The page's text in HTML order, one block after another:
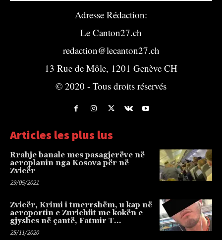
Adresse Rédaction:
Le Canton27.ch
redaction@lecanton27.ch
13 Rue de Môle, 1201 Genève CH
© 2020 - Tous droits réservés
Articles les plus lus
Rrahje banale mes pasagjerëve në
aeroplanin nga Kosova për në
Zvicër
29/05/2021
Zvicër, Krimi i tmerrshëm, u kap në
aeroportin e Zurichüt me kokën e
gjyshes në çantë, Fatmir T…
25/11/2020